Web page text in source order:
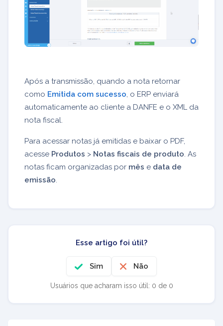
Após a transmissão, quando a nota retornar
como Emitida com sucesso , o ERP enviará
automaticamente ao cliente a DANFE e o XML da
nota fiscal.
Para acessar notas já emitidas e baixar o PDF,
acesse Produtos > Notas fiscais de produto . As
notas ficam organizadas por mês e data de
emissão
Esse artigo foi útil?
Sim Não
Usuários que acharam isso útil: 0 de 0